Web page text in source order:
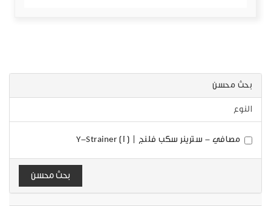
بحث محسن
النوع
مصافي - سترينر سكب فلنج | Y-Strainer (1)
بحث محسن